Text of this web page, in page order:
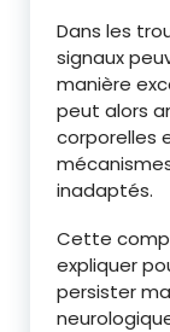
Dans les
signaux
manière
peut alors
corporelles
inadaptés.
Cette
expliquer
persister